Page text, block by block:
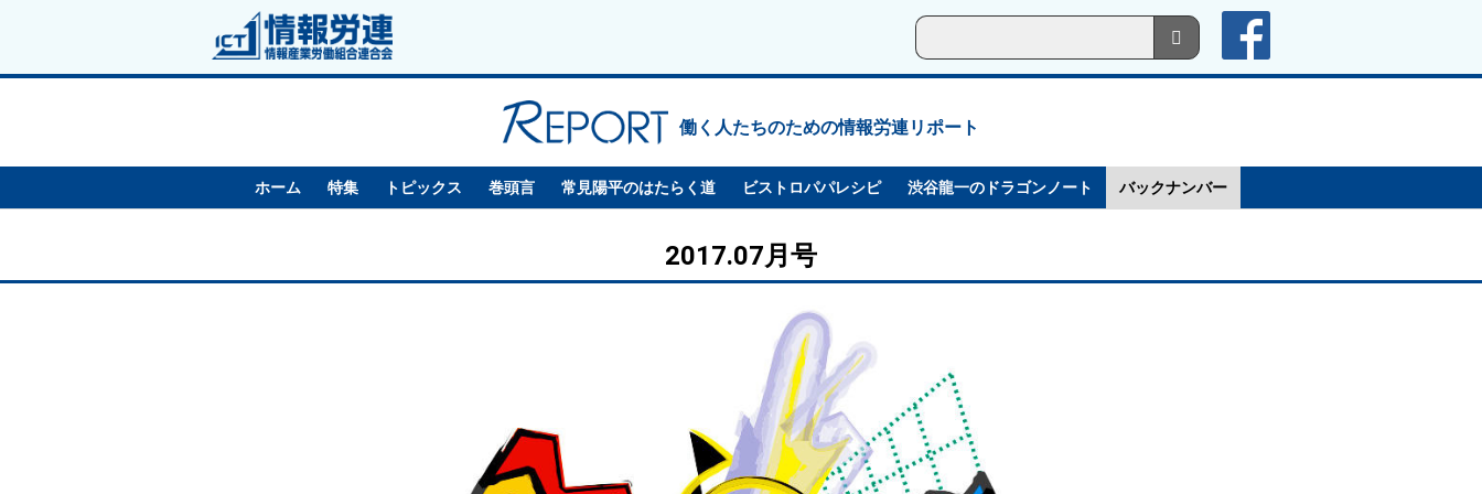
働く人たちのための情報労連リポート
ホーム 特集 トピックス 巻頭言 常見陽平のはたらく道 ビストロパパレシピ 渋谷龍一のドラゴンノート バックナンバー
2017.07月号